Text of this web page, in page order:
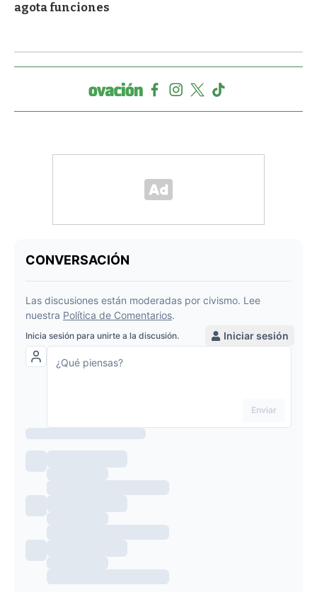
agota funciones